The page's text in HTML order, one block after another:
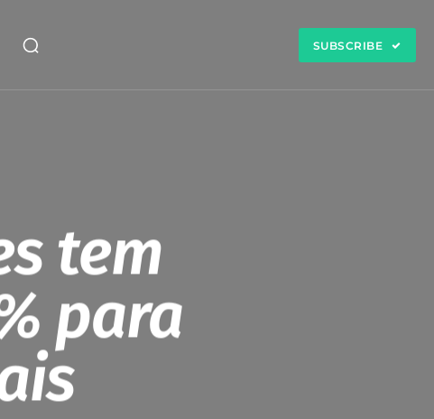
SUBSCRIBE
tem
para